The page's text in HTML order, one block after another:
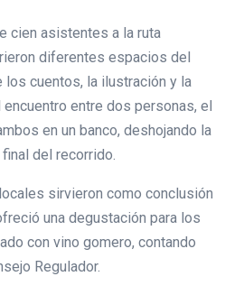
cien asistentes a la ruta
diferentes espacios del
los cuentos, la ilustración y la
entre dos personas, el
en un banco, deshojando la
del recorrido.
sirvieron como conclusión
una degustación para los
con vino gomero, contando
Regulador.